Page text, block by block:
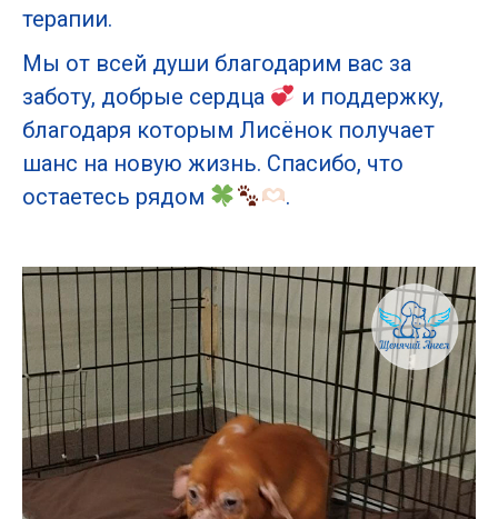
терапии.
Мы от всей души благодарим вас за
заботу, добрые сердца
и поддержку,
благодаря которым Лисёнок получает
шанс на новую жизнь. Спасибо, что
остаетесь рядом
.